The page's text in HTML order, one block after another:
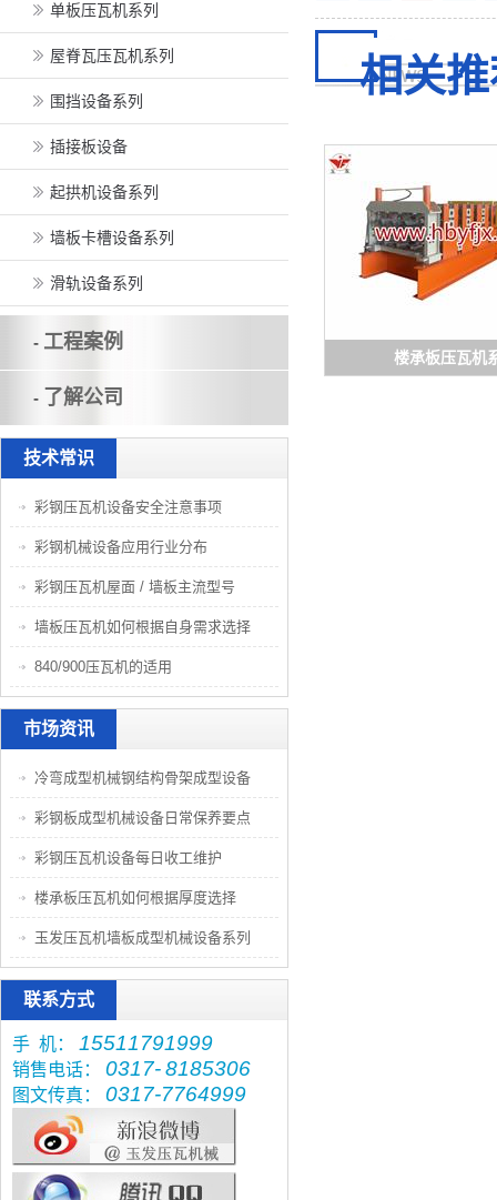
相关
楼承板压瓦机
单板压瓦机系列
屋脊瓦压瓦机系列
围挡设备系列
插接板设备
起拱机设备系列
墙板卡槽设备系列
滑轨设备系列
- 工程案例
- 了解公司
技术常识
彩钢压瓦机设备安全注意事项
彩钢机械设备应用行业分布
彩钢压瓦机屋面 / 墙板主流型号
墙板压瓦机如何根据自身需求选择
840/900压瓦机的适用
市场资讯
冷弯成型机械钢结构骨架成型设备
彩钢板成型机械设备日常保养要点
彩钢压瓦机设备每日收工维护
楼承板压瓦机如何根据厚度选择
玉发压瓦机墙板成型机械设备系列
联系方式
手 机： 15511791999
销售电话： 0317-8185306
图文传真： 0317-7764999